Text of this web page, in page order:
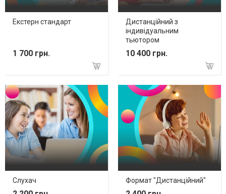
Екстерн стандарт
1 700 грн.
Дистанційний з
індивідуальним
тьютором
10 400 грн.
Слухач Формат "Дистанційний"